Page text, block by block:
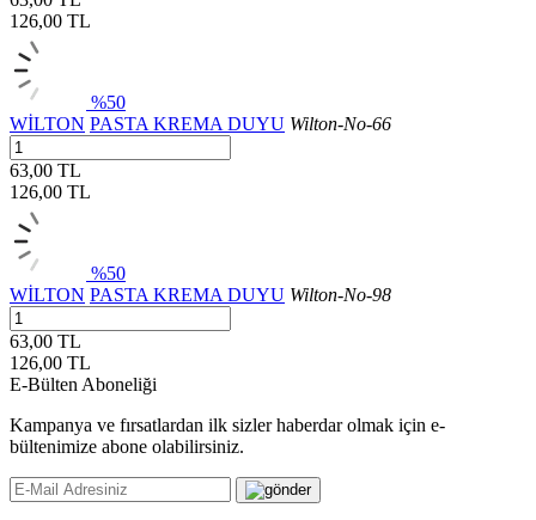
126,00 TL
%50
WİLTON PASTA KREMA DUYU Wilton-No-66
63,00 TL
126,00 TL
%50
WİLTON PASTA KREMA DUYU Wilton-No-98
63,00 TL
126,00 TL
E-Bülten Aboneliği
Kampanya ve fırsatlardan ilk sizler haberdar olmak için e-
bültenimize abone olabilirsiniz.